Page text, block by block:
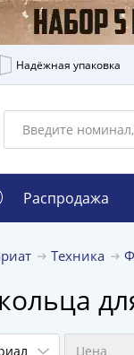
Надёжная упаковка
Распродажа
Техника
Цена